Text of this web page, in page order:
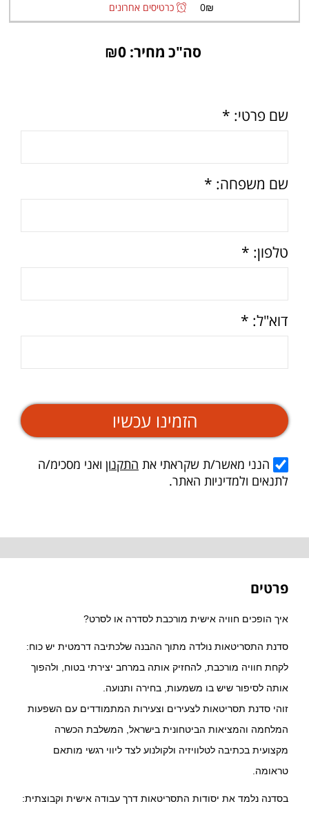
₪
0 כרטיסים אחרונים
סה"כ מחיר: ₪0
שם פרטי: *
שם משפחה: *
טלפון: *
דוא"ל: *
הזמינו עכשיו
הנני מאשר/ת שקראתי את התקנון ואני מסכימ/ה
לתנאים ולמדיניות האתר.
פרטים
איך הופכים חוויה אישית מורכבת לסדרה או לסרט?
סדנת התסריטאות נולדה מתוך ההבנה שלכתיבה דרמטית יש כוח:
לקחת חוויה מורכבת, להחזיק אותה במרחב יצירתי בטוח, ולהפוך
אותה לסיפור שיש בו משמעות, בחירה ותנועה.
זוהי סדנת תסריטאות לצעירים וצעירות המתמודדים עם השפעות
המלחמה והמציאות הביטחונית בישראל, המשלבת הכשרה
מקצועית בכתיבה לטלוויזיה ולקולנוע לצד ליווי רגשי מותאם
טראומה.
בסדנה נלמד את יסודות התסריטאות דרך עבודה אישית וקבוצתית: